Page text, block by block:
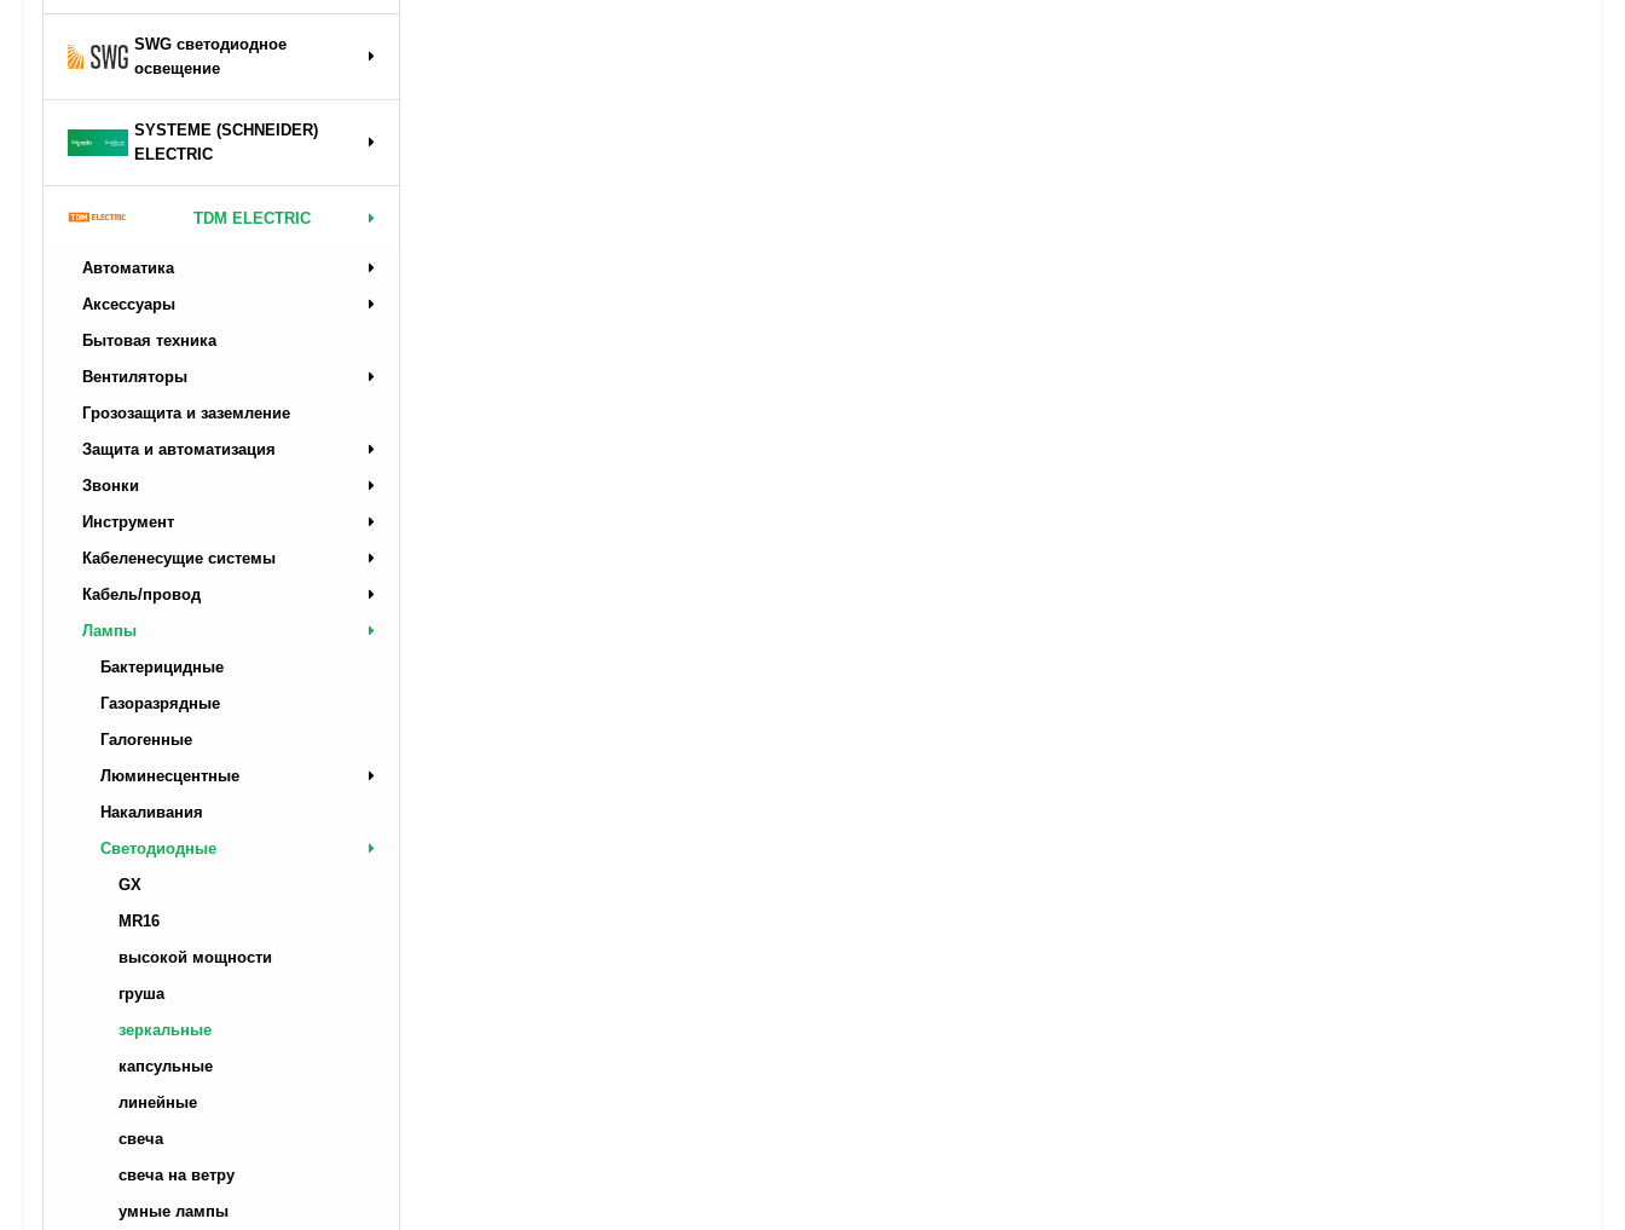
SWG светодиодное
освещение
SYSTEME (SCHNEIDER)
ELECTRIC
TDM ELECTRIC
Автоматика
Аксессуары
Бытовая техника
Вентиляторы
Грозозащита и заземление
Защита и автоматизация
Звонки
Инструмент
Кабеленесущие системы
Кабель/провод
Лампы
Бактерицидные
Газоразрядные
Галогенные
Люминесцентные
Накаливания
Светодиодные
GX
MR16
высокой мощности
груша
зеркальные
капсульные
линейные
свеча
свеча на ветру
умные лампы